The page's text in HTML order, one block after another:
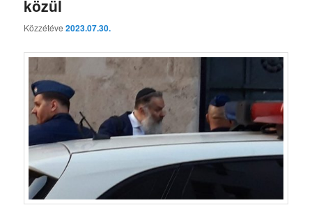
közül
Közzétéve2023.07.30.